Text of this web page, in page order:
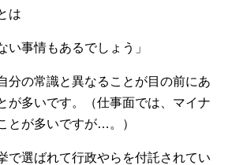
は
い事情もあるでしょう」
分の常識と異なることが目の前にあ
が多いです。（仕事面では、マイナ
とが多いですが…。）
で選ばれて行政やらを付託されてい